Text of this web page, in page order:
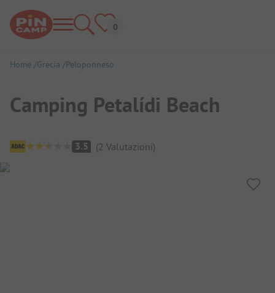
Home Grecia Peloponneso
Camping Petalídi Beach
Panoramica del campeggio
3.5 (2 Valutazioni)